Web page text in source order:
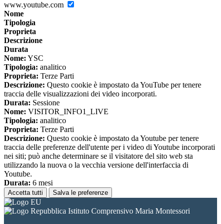
www.youtube.com
Nome
Tipologia
Proprieta
Descrizione
Durata
Nome: YSC
Tipologia: analitico
Proprieta: Terze Parti
Descrizione: Questo cookie è impostato da YouTube per tenere
traccia delle visualizzazioni dei video incorporati.
Durata: Sessione
Nome: VISITOR_INFO1_LIVE
Tipologia: analitico
Proprieta: Terze Parti
Descrizione: Questo cookie è impostato da Youtube per tenere
traccia delle preferenze dell'utente per i video di Youtube incorporati
nei siti; può anche determinare se il visitatore del sito web sta
utilizzando la nuova o la vecchia versione dell'interfaccia di
Youtube.
Durata: 6 mesi
Accetta tutti Salva le preferenze
Istituto Comprensivo Maria Montessori